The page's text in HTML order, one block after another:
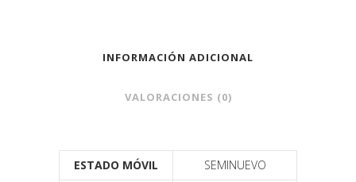
INFORMACIÓN ADICIONAL
VALORACIONES (0)
ESTADO MÓVIL
SEMINUEVO